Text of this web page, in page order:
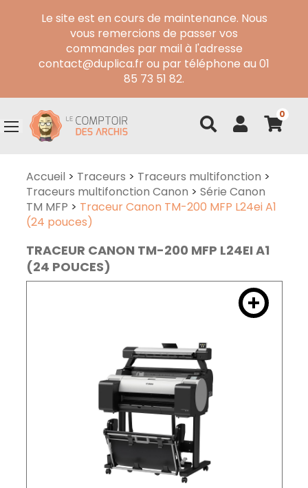
Le site est en cours de maintenance. Nous
vous remercions de passer vos
commandes par mail à l'adresse
contact@duplica.fr ou par téléphone au 01
85 73 51 82.
0
Accueil > Traceurs > Traceurs multifonction >
Traceurs multifonction Canon > Série Canon
TM MFP > Traceur Canon TM-200 MFP L24ei A1
(24 pouces)
TRACEUR CANON TM-200 MFP L24EI A1
(24 POUCES)